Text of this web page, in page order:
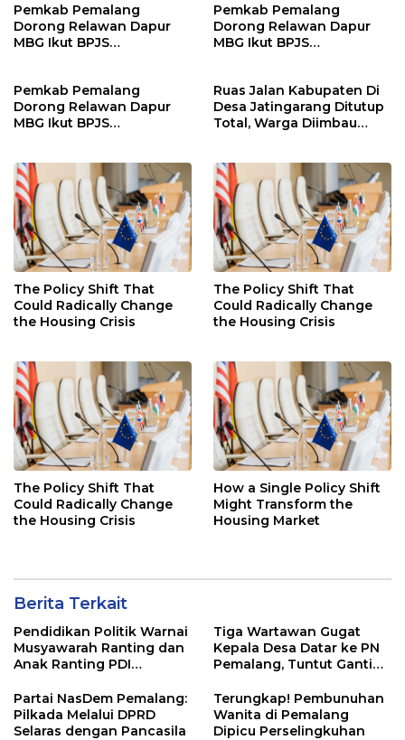
Pemkab Pemalang
Dorong Relawan Dapur
MBG Ikut BPJS
Pemkab Pemalang
Dorong Relawan Dapur
MBG Ikut BPJS
Pemkab Pemalang
Dorong Relawan Dapur
MBG Ikut BPJS
Ruas Jalan Kabupaten Di
Desa Jatingarang Ditutup
Total, Warga Diimbau
The Policy Shift That
Could Radically Change
the Housing Crisis
The Policy Shift That
Could Radically Change
the Housing Crisis
The Policy Shift That
Could Radically Change
the Housing Crisis
How a Single Policy Shift
Might Transform the
Housing Market
Berita Terkait
Pendidikan Politik Warnai
Musyawarah Ranting dan
Anak Ranting PDI
Kecamatan Belik
Tiga Wartawan Gugat
Kepala Desa Datar ke PN
Pemalang, Tuntut Ganti
Partai NasDem Pemalang:
Pilkada Melalui DPRD
Selaras dengan Pancasila
Terungkap! Pembunuhan
Wanita di Pemalang
Dipicu Perselingkuhan